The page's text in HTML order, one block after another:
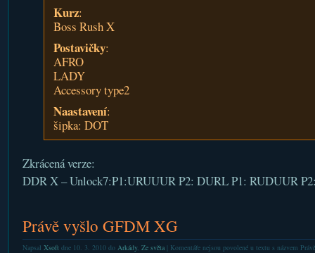
Kurz:
Boss Rush X
Postavičky:
AFRO
LADY
Accessory type2
Naastavení:
šipka: DOT
Zkrácená verze:
DDR X – Unlock7:P1:URUUUR P2: DURL P1: RUDUUR
Právě vyšlo GFDM XG
Napsal Xsoftdne 10. 3. 2010 do Arkády, Ze světa| Komentáře nejsou povolenéu textu s názvem